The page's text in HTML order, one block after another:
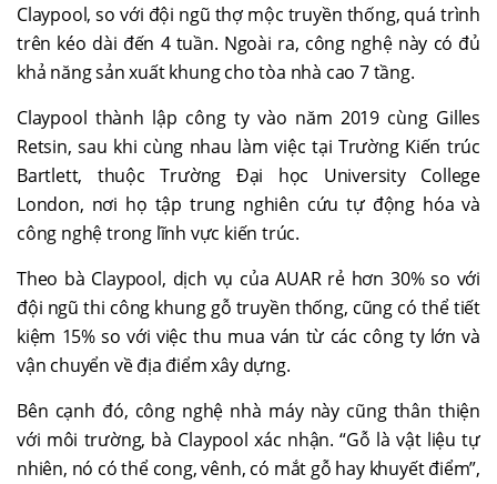
Claypool, so với đội ngũ thợ mộc truyền thống, quá trình
trên kéo dài đến 4 tuần. Ngoài ra, công nghệ này có đủ
khả năng sản xuất khung cho tòa nhà cao 7 tầng.
Claypool thành lập công ty vào năm 2019 cùng Gilles
Retsin, sau khi cùng nhau làm việc tại Trường Kiến trúc
Bartlett, thuộc Trường Đại học University College
London, nơi họ tập trung nghiên cứu tự động hóa và
công nghệ trong lĩnh vực kiến trúc.
Theo bà Claypool, dịch vụ của AUAR rẻ hơn 30% so với
đội ngũ thi công khung gỗ truyền thống, cũng có thể tiết
kiệm 15% so với việc thu mua ván từ các công ty lớn và
vận chuyển về địa điểm xây dựng.
Bên cạnh đó, công nghệ nhà máy này cũng thân thiện
với môi trường, bà Claypool xác nhận. “Gỗ là vật liệu tự
nhiên, nó có thể cong, vênh, có mắt gỗ hay khuyết điểm”,